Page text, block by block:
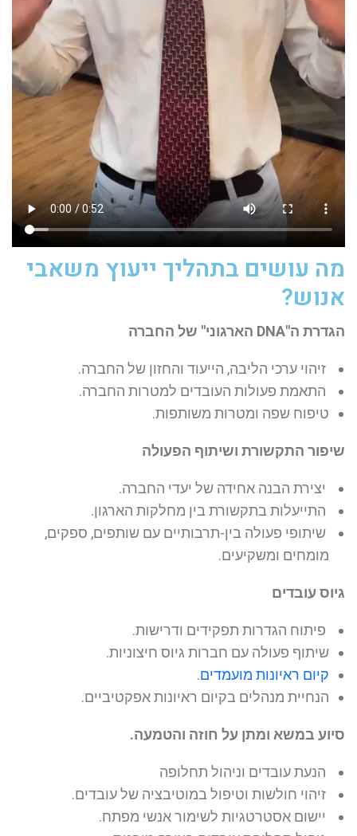
מה עושים בתהליך ייעוץ משאבי
אנוש?
הגדרת ה"DNA הארגוני" של החברה
זיהוי ערכי הליבה, הייעוד והחזון של החברה.
התאמת פעולות העובדים למטרות החברה.
טיפוח שפה ומטרות משותפות.
שיפור התקשורת ושיתוף הפעולה
יצירת הבנה אחידה של יעדי החברה.
התייעלות בתקשורת בין מחלקות הארגון.
שיתופי פעולה בין-תרבותיים עם שותפים, ספקים,
מומחים ומשקיעים.
גיוס עובדים
פיתוח הגדרות תפקידים ודרישות.
שיתוף פעולה עם חברות גיוס חיצוניות.
קיום ראיונות מועמדים.
הנחיית מנהלים בקיום ראיונות אפקטיביים.
סיוע במשא ומתן על חוזה והטמעה.
הנעת עובדים וניהול תחלופה
זיהוי חולשות וטיפול במוטיבציה של עובדים.
יישום אסטרטגיות לשימור אנשי מפתח.